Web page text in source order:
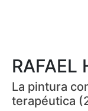
RAFAEL
La pintura
terapéutica